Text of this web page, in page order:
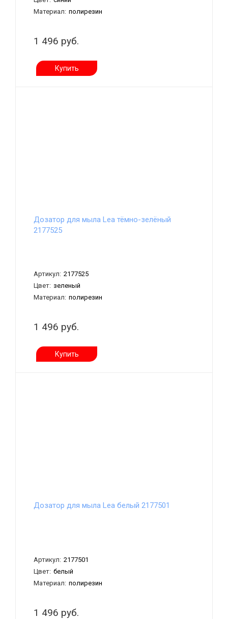
Материал: полирезин
1 496 руб.
Купить
Дозатор для мыла Lea тёмно-зелёный
2177525
Артикул: 2177525
Цвет: зеленый
Материал: полирезин
1 496 руб.
Купить
Дозатор для мыла Lea белый 2177501
Артикул: 2177501
Цвет: белый
Материал: полирезин
1 496 руб.